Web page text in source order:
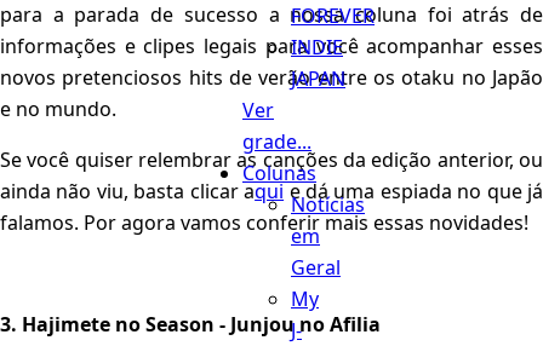
FOREVER
INDIE
JAPAN
Ver
grade...
Colunas
Notícias
em
Geral
My
J-
para a parada de sucesso a nossa coluna foi atrás de
informações e clipes legais para você acompanhar esses
novos pretenciosos hits de verão entre os otaku no Japão
e no mundo.
Se você quiser relembrar as canções da edição anterior, ou
ainda não viu, basta clicar aquie dá uma espiada no que já
falamos. Por agora vamos conferir mais essas novidades!
3. Hajimete no Season - Junjou no Afilia